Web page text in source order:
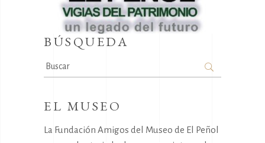
BÚSQUEDA
Search
for:
EL MUSEO
La Fundación Amigos del Museo de El Peñol